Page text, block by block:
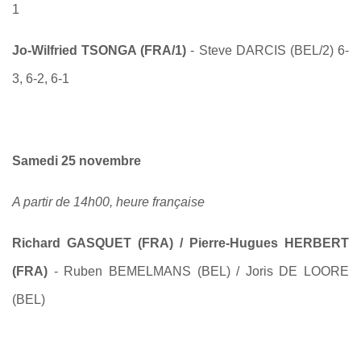
1
Jo-Wilfried TSONGA (FRA/1) - Steve DARCIS (BEL/2) 6-
3, 6-2, 6-1
Samedi 25 novembre
A partir de 14h00, heure française
Richard GASQUET (FRA) / Pierre-Hugues HERBERT
(FRA) - Ruben BEMELMANS (BEL) / Joris DE LOORE
(BEL)